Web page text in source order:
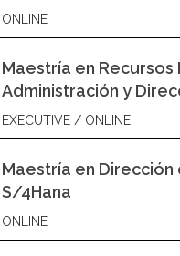
ONLINE
Maestría en Recursos
Administración y
EXECUTIVE / ONLINE
Maestría en Dirección
S/4Hana
ONLINE